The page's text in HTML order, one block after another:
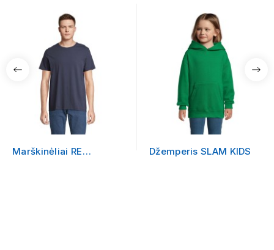
Marškinėliai RE
Džemperis SLAM KIDS